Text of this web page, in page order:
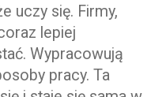
uczy się. Firmy,
lepiej
Wypracowują
pracy. Ta